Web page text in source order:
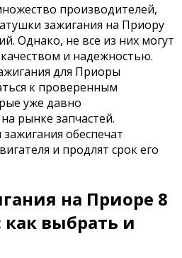
производителей,
зажигания на Приору
Однако, не все из них могут
и надежностью.
для Приоры
к проверенным
уже давно
рынке запчастей.
обеспечат
и продлят срок его
на Приоре 8
как выбрать и